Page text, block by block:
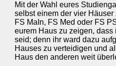
Mit der Wahl eures
selbst einem der vier Häuser
FS MaIn, FS Med oder FS
eurem Haus zu zeigen,
seid; denn ihr ward dazu
Hauses zu verteidigen und
Haus den anderen weit